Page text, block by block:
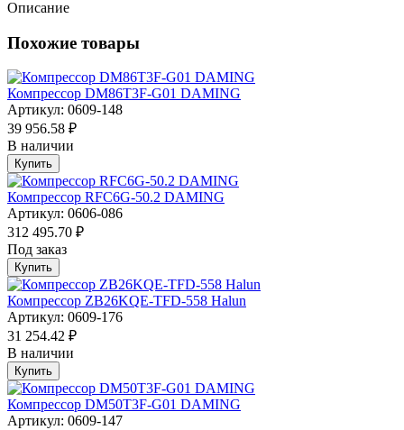
Описание
Похожие товары
Компрессор DM86T3F-G01 DAMING
Артикул: 0609-148
39 956.58 ₽
В наличии
Купить
Компрессор RFC6G-50.2 DAMING
Артикул: 0606-086
312 495.70 ₽
Под заказ
Купить
Компрессор ZB26KQE-TFD-558 Halun
Артикул: 0609-176
31 254.42 ₽
В наличии
Купить
Компрессор DM50T3F-G01 DAMING
Артикул: 0609-147